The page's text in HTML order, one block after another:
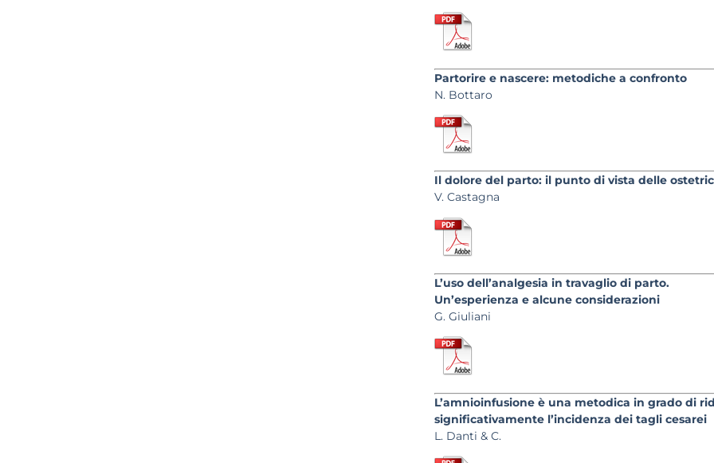
Partorire e nascere: metodiche a confronto
N. Bottaro
Il dolore del parto: il punto di vista delle
V. Castagna
L’uso dell’analgesia in travaglio di parto.
Un’esperienza e alcune considerazioni
G. Giuliani
L’amnioinfusione è una metodica in grado di
significativamente l’incidenza dei tagli cesarei
L. Danti & C.